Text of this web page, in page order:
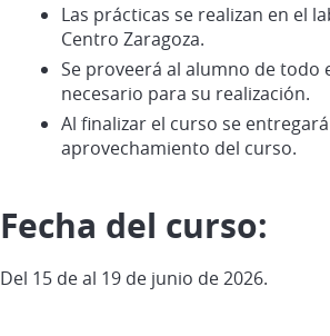
Las prácticas se realizan en el
Centro Zaragoza.
Se proveerá al alumno de todo
necesario para su realización.
Al finalizar el curso se
aprovechamiento del curso.
Fecha del curso:
Del 15 de al 19 de junio de 2026.